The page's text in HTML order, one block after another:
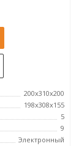
200x310x200
198x308x155
5
9
Электронный